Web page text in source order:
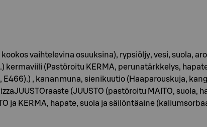
vaihtelevina osuuksina), rypsiöljy, vesi, suola,
kermaviili (Pastöroitu KERMA, perunatärkkelys,
, kananmuna, sienikuutio (Haaparouskuja,
(JUUSTO (pastöroitu MAITO, suola,
ja KERMA, hapate, suola ja säilöntäaine